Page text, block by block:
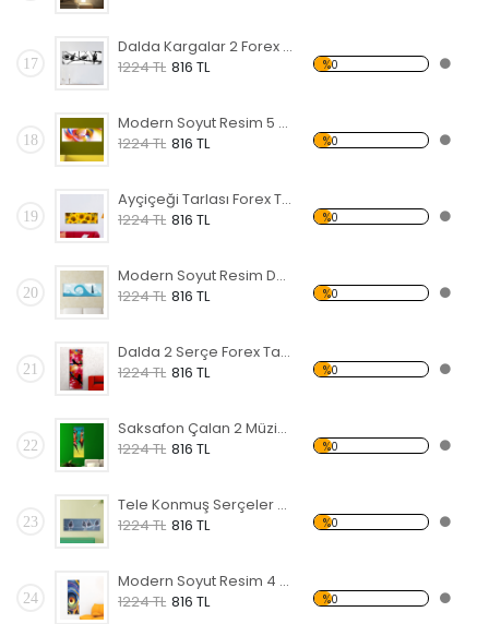
17
Dalda Kargalar 2 Forex Tablo
1224 TL 816 TL %0
18
Modern Soyut Resim 5 Forex Tablo
1224 TL 816 TL %0
19
Ayçiçeği Tarlası Forex Tablo
1224 TL 816 TL %0
20
Modern Soyut Resim Deniz Feneri Forex Tablo
1224 TL 816 TL %0
21
Dalda 2 Serçe Forex Tablo
1224 TL 816 TL %0
22
Saksafon Çalan 2 Müzisyen Forex Tablo
1224 TL 816 TL %0
23
Tele Konmuş Serçeler Forex Tablo
1224 TL 816 TL %0
24
Modern Soyut Resim 4 Forex Tablo
1224 TL 816 TL %0